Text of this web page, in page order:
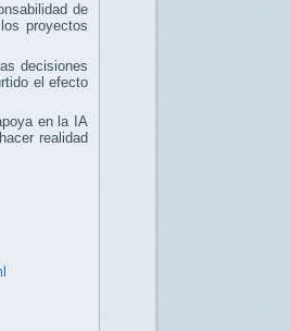
de
proyectos
decisiones
el efecto
en la IA
realidad